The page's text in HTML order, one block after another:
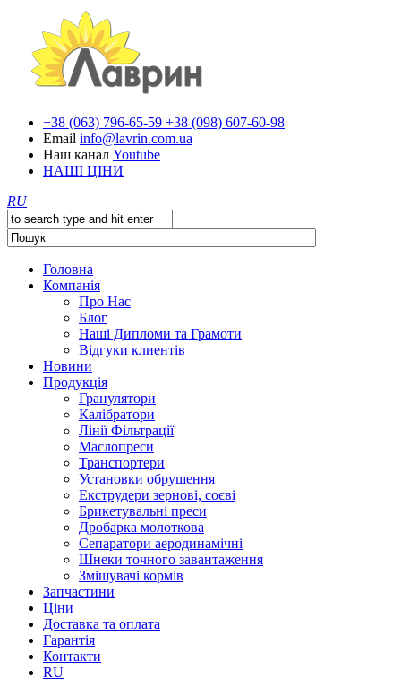
+38 (063) 796-65-59 +38 (098) 607-60-98
Email info@lavrin.com.ua
Наш канал Youtube
НАШI ЦIНИ
RU
Головна
Компанія
Про Нас
Блог
Нашi Дипломи та Грамоти
Вiдгуки клиентiв
Новини
Продукція
Гранулятори
Калібратори
Лінії Фільтрації
Маслопреси
Транспортери
Установки обрушення
Екструдери зернові, соєві
Брикетувальні преси
Дробарка молоткова
Сепаратори аеродинамічні
Шнеки точного завантаження
Змішувачі кормів
Запчастини
Ціни
Доставка та оплата
Гарантія
Контакти
RU